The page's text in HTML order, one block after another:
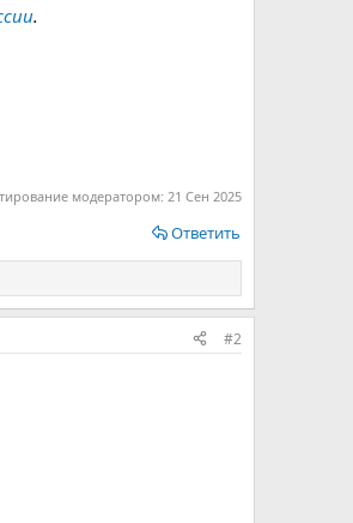
.
модератором: 21 Сен 2025
Ответить
#2